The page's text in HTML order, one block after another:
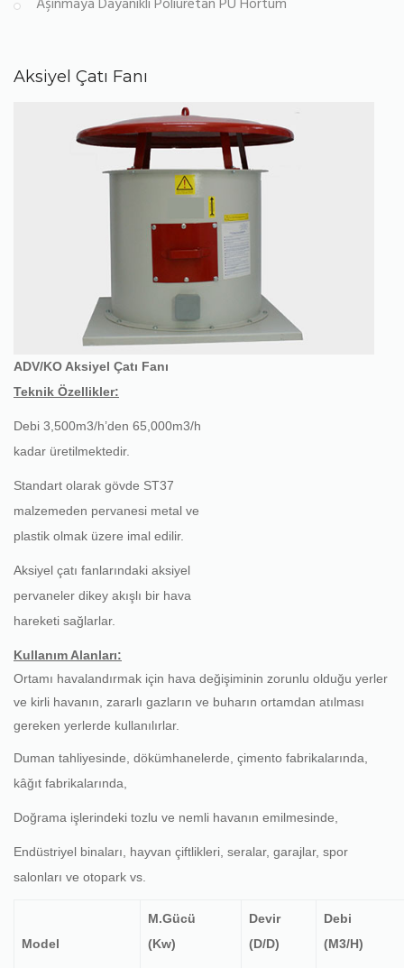
Aksiyel Çatı Fanı
ADV/KO Aksiyel Çatı Fanı
Teknik Özellikler:
Debi 3,500m3/h’den 65,000m3/h
kadar üretilmektedir.
Standart olarak gövde ST37
malzemeden pervanesi metal ve
plastik olmak üzere imal edilir.
Aksiyel çatı fanlarındaki aksiyel
pervaneler dikey akışlı bir hava
hareketi sağlarlar.
Kullanım Alanları:
Ortamı havalandırmak için hava değişiminin zorunlu olduğu yerler
ve kirli havanın, zararlı gazların ve buharın ortamdan atılması
gereken yerlerde kullanılırlar.
Duman tahliyesinde, dökümhanelerde, çimento fabrikalarında,
kâğıt fabrikalarında,
Doğrama işlerindeki tozlu ve nemli havanın emilmesinde,
Endüstriyel binaları, hayvan çiftlikleri, seralar, garajlar, spor
salonları ve otopark vs.
Model
M.Gücü
(Kw)
Devir
(D/D)
Debi
(M3/H)